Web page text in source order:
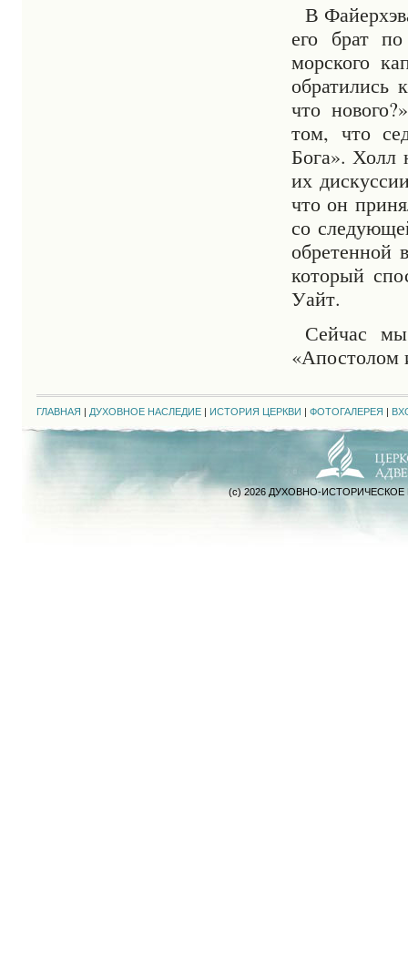
В
его брат
морского
обратились
что
том, что
Бога». Холл
их
что он
со
обретенной
который
Уайт.
Сейчас
«Апостолом
ГЛАВНАЯ | ДУХОВНОЕ НАСЛЕДИЕ | ИСТОРИЯ ЦЕРКВИ | ФОТОГАЛЕРЕЯ |
(c) 2026 ДУХОВНО-